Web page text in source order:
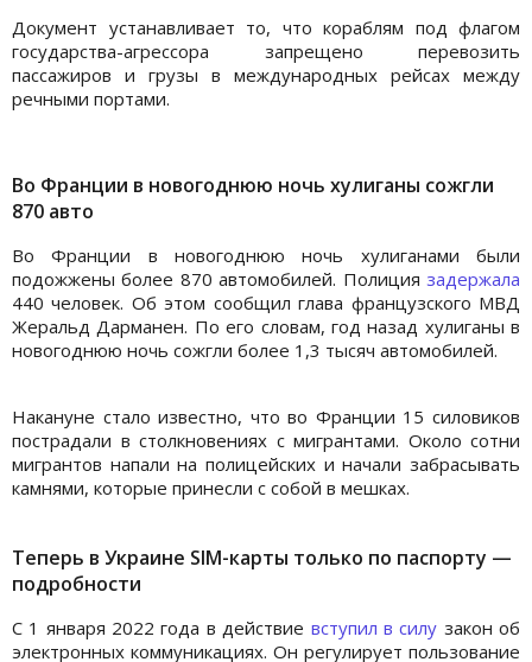
Документ устанавливает то, что кораблям под флагом
государства-агрессора запрещено перевозить
пассажиров и грузы в международных рейсах между
речными портами.
Во Франции в новогоднюю ночь хулиганы сожгли
870 авто
Во Франции в новогоднюю ночь хулиганами были
подожжены более 870 автомобилей. Полиция задержала
440 человек. Об этом сообщил глава французского МВД
Жеральд Дарманен. По его словам, год назад хулиганы в
новогоднюю ночь сожгли более 1,3 тысяч автомобилей.
Накануне стало известно, что во Франции 15 силовиков
пострадали в столкновениях с мигрантами. Около сотни
мигрантов напали на полицейских и начали забрасывать
камнями, которые принесли с собой в мешках.
Теперь в Украине SIM-карты только по паспорту —
подробности
С 1 января 2022 года в действие вступил в силу закон об
электронных коммуникациях. Он регулирует пользование